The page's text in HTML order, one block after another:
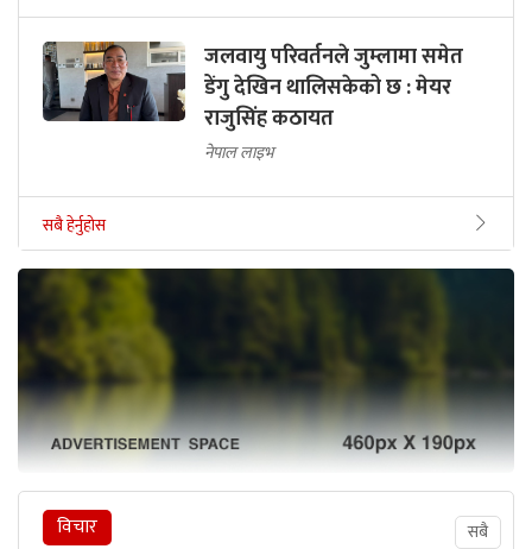
जलवायु परिवर्तनले जुम्लामा समेत
डेंगु देखिन थालिसकेको छ : मेयर
राजुसिंह कठायत
नेपाल लाइभ
सबै हेर्नुहोस
विचार सबै